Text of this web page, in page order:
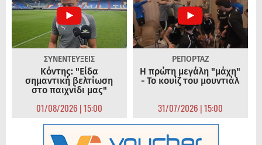
ΣΥΝΕΝΤΕΥΞΕΙΣ
Κόντης: "Είδα
σημαντική βελτίωση
στο παιχνίδι μας"
01/08/2026 | 15:00
ΡΕΠΟΡΤΑΖ
Η πρώτη μεγάλη "μάχη"
- Το κουίζ του μουντιάλ
31/07/2026 | 15:00